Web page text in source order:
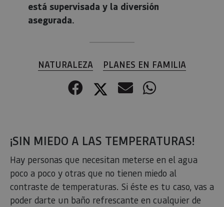
está supervisada y la diversión
asegurada.
NATURALEZA PLANES EN FAMILIA
Facebook
Twitter
CorreoWhatsApp
¡SIN MIEDO A LAS TEMPERATURAS!
Hay personas que necesitan meterse en el agua
poco a poco y otras que no tienen miedo al
contraste de temperaturas. Si éste es tu caso, vas a
poder darte un baño refrescante en cualquier de